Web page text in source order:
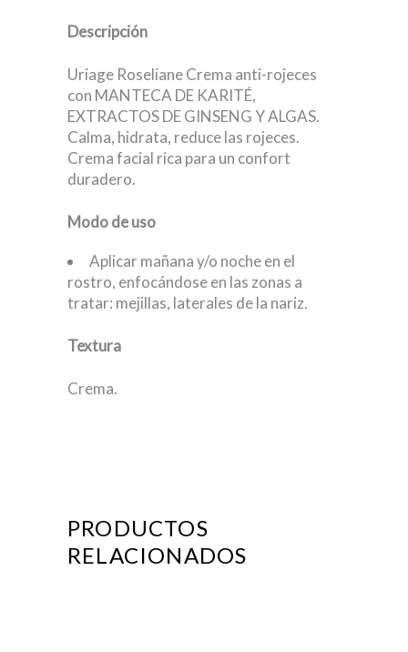
Descripción
Uriage Roseliane Crema anti-rojeces
con MANTECA DE KARITÉ,
EXTRACTOS DE GINSENG Y ALGAS.
Calma, hidrata, reduce las rojeces.
Crema facial rica para un confort
duradero.
Modo de uso
Aplicar mañana y/o noche en el
rostro, enfocándose en las zonas a
tratar: mejillas, laterales de la nariz.
Textura
Crema.
PRODUCTOS
RELACIONADOS